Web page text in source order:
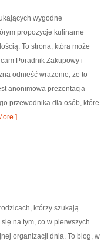
wygodne
propozycje kulinarne
To strona, która może
Poradnik Zakupowy i
odnieść wrażenie, że to
anonimowa prezentacja
przewodnika dla osób, które
]
którzy szukają
na tym, co w pierwszych
organizacji dnia. To blog, w